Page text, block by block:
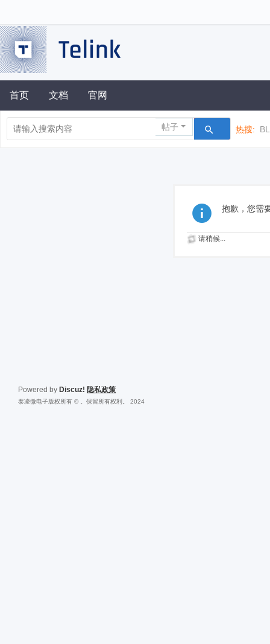
首页 文档 官网
帖子 热搜:
抱歉，您需
请稍候...
Powered by Discuz! 隐私政策
泰凌微电子版权所有 © 。保留所有权利。 2024